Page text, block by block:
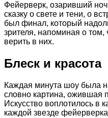
Фейерверк, озаривший
сказку о свете и тени, о
был финал, который
зрителя, напоминая о том,
верить в них.
Блеск и красота
Каждая минута шоу была
словно картина, ожившая
Искусство воплотилось в
каждой звезде